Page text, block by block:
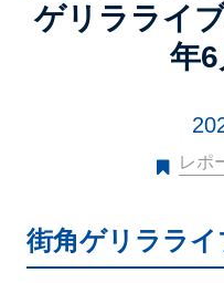
ゲリラライ
年
レポ
街角ゲリララ